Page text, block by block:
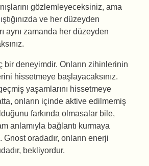
gözlemleyeceksiniz, ama
ve her düzeyden
aynı zamanda her düzeyden
bir deneyimdir. Onların zihinlerinin
hissetmeye başlayacaksınız.
yaşamlarını hissetmeye
onların içinde aktive edilmemiş
farkında olmasalar bile,
anlamıyla bağlantı kurmaya
oradadır, onların enerji
bekliyordur.